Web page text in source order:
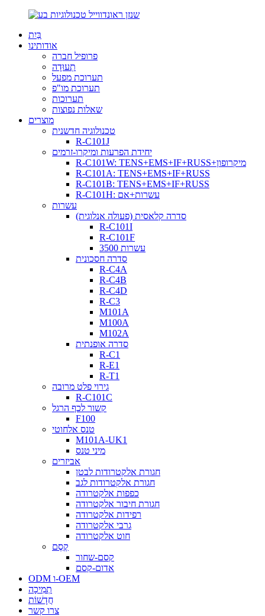
בַּיִת
אודותינו
פרופיל חברה
תְעוּדָה
תערוכת מפעל
תערוכת מו"פ
תערוכות
שאלות נפוצות
מוצרים
טכנולוגיה חדשנית
R-C101J
יחידת הפרעות ומיקרו-זרמים
R-C101W: TENS+EMS+IF+RUSS+מיקרופון
R-C101A: TENS+EMS+IF+RUSS
R-C101B: TENS+EMS+IF+RUSS
R-C101H: עשרות+אם
עשרות
סדרה קלאסית (פעולה אנלוגית)
R-C101I
R-C101F
עשרות 3500
סדרה חסכונית
R-C4A
R-C4B
R-C4D
R-C3
M101A
M100A
M102A
סדרה אופנתית
R-C1
R-E1
R-T1
גירוי פלט מרובה
R-C101C
קשור לכף הרגל
F100
טנס אלחוטי
M101A-UK1
מיני טנס
אביזרים
חגורת אלקטרודות לבטן
חגורת אלקטרודות לגב
כפפות אלקטרודה
חגורת חיבור אלקטרודה
רפידות אלקטרודה
גרבי אלקטרודה
חוט אלקטרודה
קֶסֶם
קסם-שחור
אדום-קסם
ODM ו-OEM
תְמִיכָה
חֲדָשׁוֹת
צרו קשר